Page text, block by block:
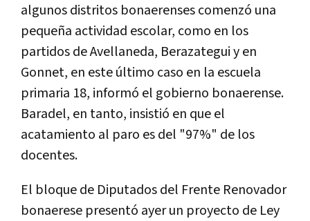
algunos distritos bonaerenses comenzó una
pequeña actividad escolar, como en los
partidos de Avellaneda, Berazategui y en
Gonnet, en este último caso en la escuela
primaria 18, informó el gobierno bonaerense.
Baradel, en tanto, insistió en que el
acatamiento al paro es del "97%" de los
docentes.
El bloque de Diputados del Frente Renovador
bonaerese presentó ayer un proyecto de Ley